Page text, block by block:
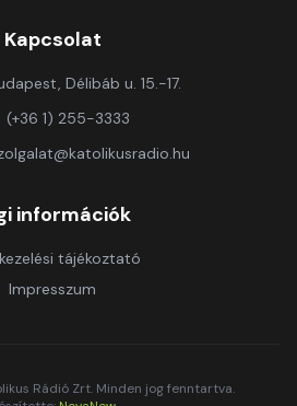
Kapcsolat
Délibáb u. 15.-17.
(+36 1) 255-3333
információk
tájékoztató
Impresszum
Rádió Zrt. Minden jog fenntartva.